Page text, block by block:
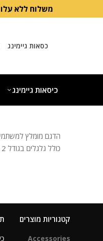
משלוח ללא עלות עד 7
כסאות גיימינג
כיסאות גיימינג
הדגם מומלץ למשתמשים במשקל
כולל גלגלים בגודל 2 אינץ’, ידיות מתכוונות ל1 כיוונים .
קטגוריות מוצרים
Accessories